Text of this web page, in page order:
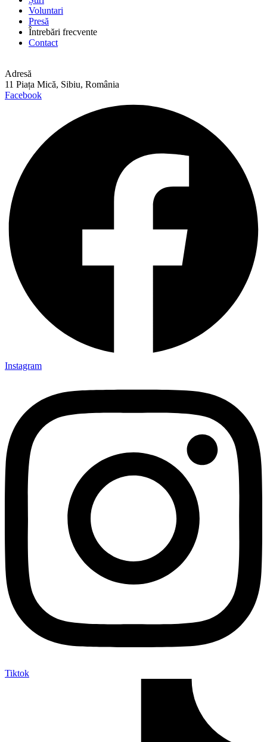
Voluntari
Presă
Întrebări frecvente
Contact
Adresă
11 Piața Mică, Sibiu, România
Facebook
Instagram
Tiktok